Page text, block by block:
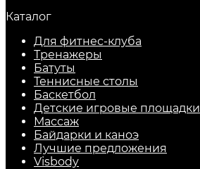
Каталог
Для фитнес-клуба
Тренажеры
Батуты
Теннисные столы
Баскетбол
Детские игровые площадки
Массаж
Байдарки и каноэ
Лучшие предложения
Visbody